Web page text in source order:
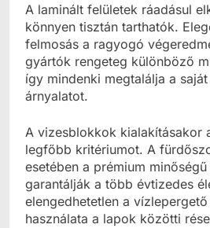
A laminált felületek ráadásul
könnyen tisztán tarthatók.
felmosás a ragyogó
gyártók rengeteg különböző
így mindenki megtalálja a
árnyalatot.
A vizesblokkok kialakításakor
legfőbb kritériumot. A
esetében a prémium
garantálják a több évtizedes
elengedhetetlen a
használata a lapok közötti